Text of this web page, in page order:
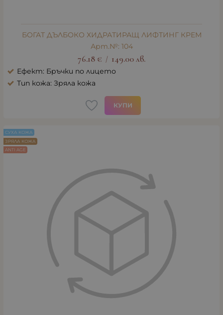
БОГАТ ДЪЛБОКО ХИДРАТИРАЩ ЛИФТИНГ КРЕМ
Арт.№: 104
76.18 € / 149.00лв.
Ефект: Бръчки по лицето
Тип кожа: Зряла кожа
КУПИ
СУХА КОЖА
ЗРЯЛА КОЖА
ANTI AGE